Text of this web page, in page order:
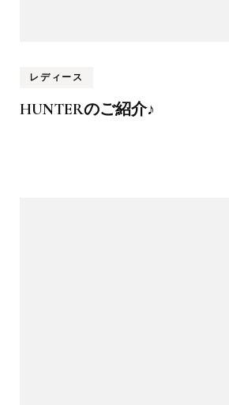
レディース
HUNTERのご紹介♪